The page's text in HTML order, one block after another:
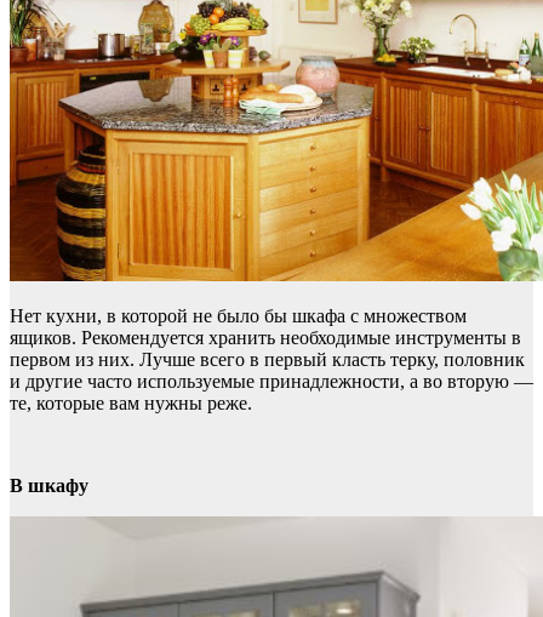
Нет кухни, в которой не было бы шкафа с множеством
ящиков. Рекомендуется хранить необходимые инструменты в
первом из них. Лучше всего в первый класть терку, половник
и другие часто используемые принадлежности, а во вторую —
те, которые вам нужны реже.
В шкафу